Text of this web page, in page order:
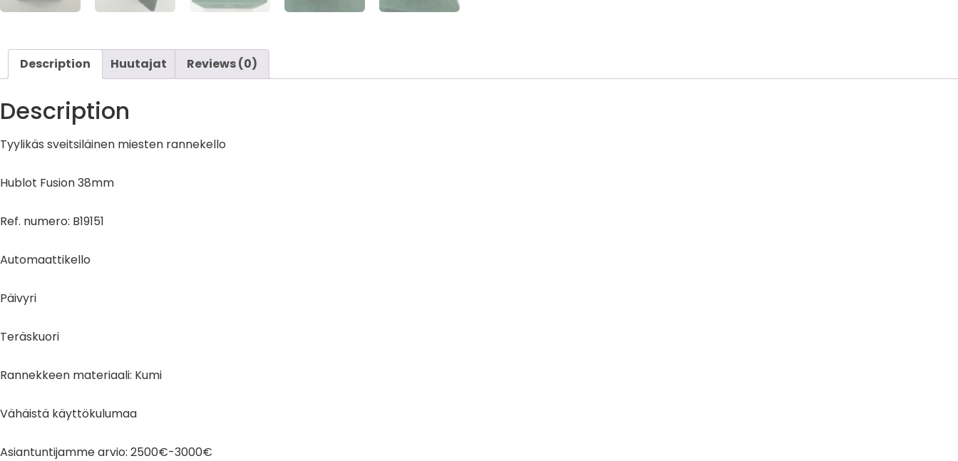
Description Huutajat Reviews (0)
Description
Tyylikäs sveitsiläinen miesten rannekello
Hublot Fusion 38mm
Ref. numero: B19151
Automaattikello
Päivyri
Teräskuori
Rannekkeen materiaali: Kumi
Vähäistä käyttökulumaa
Asiantuntijamme arvio: 2500€-3000€